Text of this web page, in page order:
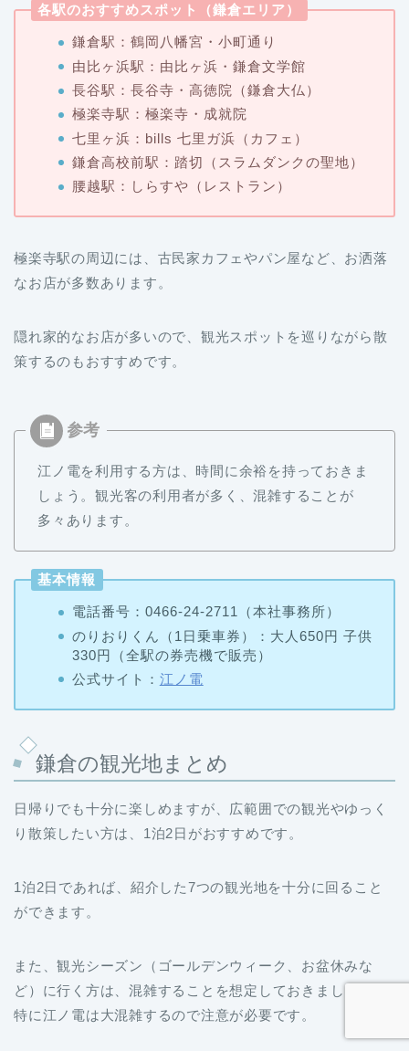
各駅のおすすめスポット（鎌倉エリア）
鎌倉駅：鶴岡八幡宮・小町通り
由比ヶ浜駅：由比ヶ浜・鎌倉文学館
長谷駅：長谷寺・高徳院（鎌倉大仏）
極楽寺駅：極楽寺・成就院
七里ヶ浜：bills 七里ガ浜（カフェ）
鎌倉高校前駅：踏切（スラムダンクの聖地）
腰越駅：しらすや（レストラン）
極楽寺駅の周辺には、古民家カフェやパン屋など、お洒落
なお店が多数あります。
隠れ家的なお店が多いので、観光スポットを巡りながら散
策するのもおすすめです。
江ノ電を利用する方は、時間に余裕を持っておきま
しょう。観光客の利用者が多く、混雑することが
多々あります。
基本情報
電話番号：0466-24-2711（本社事務所）
のりおりくん（1日乗車券）：大人650円 子供
330円（全駅の券売機で販売）
公式サイト： 江ノ電
鎌倉の観光地まとめ
日帰りでも十分に楽しめますが、広範囲での観光やゆっく
り散策したい方は、1泊2日がおすすめです。
1泊2日であれば、紹介した7つの観光地を十分に回ること
ができます。
また、観光シーズン（ゴールデンウィーク、お盆休みな
ど）に行く方は、混雑することを想定しておきましょう。
特に江ノ電は大混雑するので注意が必要です。